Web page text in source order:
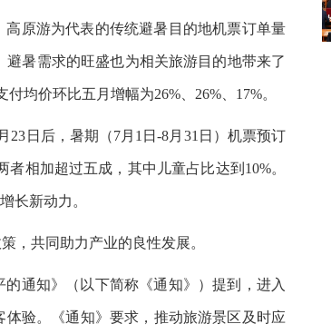
原游为代表的传统避暑目的地机票订单量
暑需求的旺盛也为相关旅游目的地带来了
均价环比五月增幅为26%、26%、17%。
日后，暑期（7月1日-8月31日）机票预订
相加超过五成，其中儿童占比达到10%。
长新动力。
，共同助力产业的良性发展。
通知》（以下简称《通知》）提到，进入
验。《通知》要求，推动旅游景区及时应